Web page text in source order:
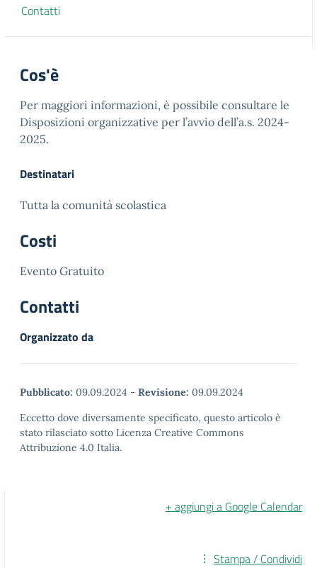
Contatti
Cos'è
Per maggiori informazioni, è possibile consultare le
Disposizioni organizzative per l’avvio dell’a.s. 2024-
2025.
Destinatari
Tutta la comunità scolastica
Costi
Evento Gratuito
Contatti
Organizzato da
Pubblicato: 09.09.2024 - Revisione: 09.09.2024
Eccetto dove diversamente specificato, questo articolo è
stato rilasciato sotto Licenza Creative Commons
Attribuzione 4.0 Italia.
+ aggiungi a Google Calendar
Stampa / Condividi